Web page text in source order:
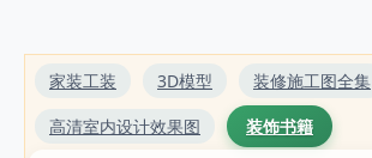
家装工装 3D模型 装修施工图全集
高清室内设计效果图
装饰书籍